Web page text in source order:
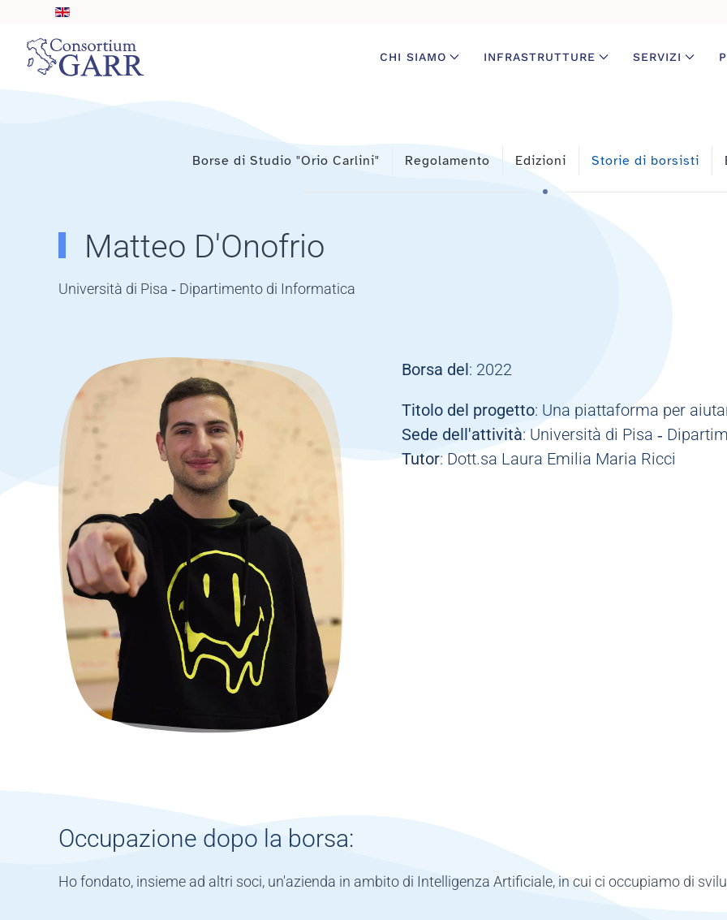
Skip to main content
CHI SIAMO INFRASTRUTTURE SERVIZI
Borse di Studio "Orio Carlini" Regolamento Edizioni Storie di borsisti
Matteo D'Onofrio
Università di Pisa ‐ Dipartimento di Informatica
Borsa del: 2022
Titolo del progetto: Una piattaforma per
Sede dell'attività: Università di Pisa ‐
Tutor: Dott.sa Laura Emilia Maria Ricci
Occupazione dopo la borsa:
Ho fondato, insieme ad altri soci, un'azienda in ambito di Intelligenza Artificiale, in cui ci occupiamo di